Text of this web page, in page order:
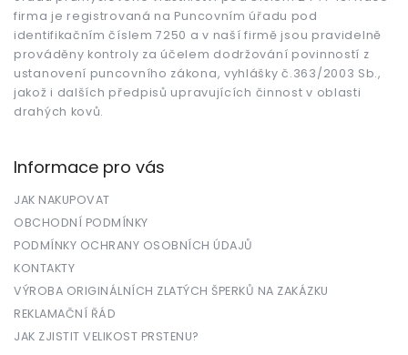
firma je registrovaná na Puncovním úřadu pod
identifikačním číslem 7250 a v naší firmě jsou pravidelně
prováděny kontroly za účelem dodržování povinností z
ustanovení puncovního zákona, vyhlášky č.363/2003 Sb.,
jakož i dalších předpisů upravujících činnost v oblasti
drahých kovů.
Informace pro vás
JAK NAKUPOVAT
OBCHODNÍ PODMÍNKY
PODMÍNKY OCHRANY OSOBNÍCH ÚDAJŮ
KONTAKTY
VÝROBA ORIGINÁLNÍCH ZLATÝCH ŠPERKŮ NA ZAKÁZKU
REKLAMAČNÍ ŘÁD
JAK ZJISTIT VELIKOST PRSTENU?